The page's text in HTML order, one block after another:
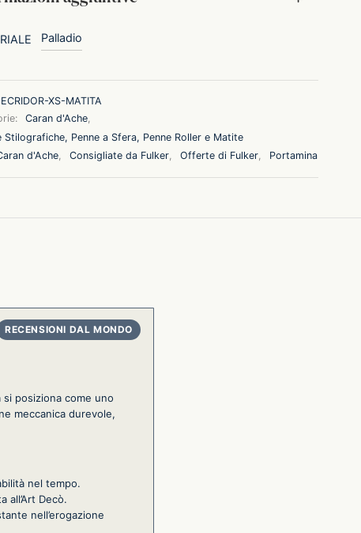
Palladio
ECRIDOR-XS-MATITA
Caran d'Ache,
Stilografiche, Penne a Sfera, Penne Roller e Matite
d'Ache, Consigliate da Fulker, Offerte di Fulker, Portamina
si posiziona come uno
meccanica durevole,
nel tempo.
all’Art Decò.
nell’erogazione